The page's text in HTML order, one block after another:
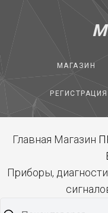
МАГАЗИН
РЕГИСТРАЦИЯ
Главная Магазин
Приборы,